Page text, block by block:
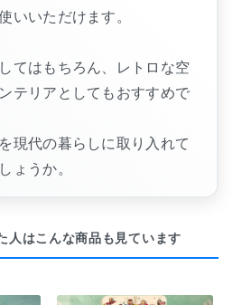
いいただけます。
てはもちろん、レトロな空
テリアとしてもおすすめで
現代の暮らしに取り入れて
ょうか。
人はこんな商品も見ています